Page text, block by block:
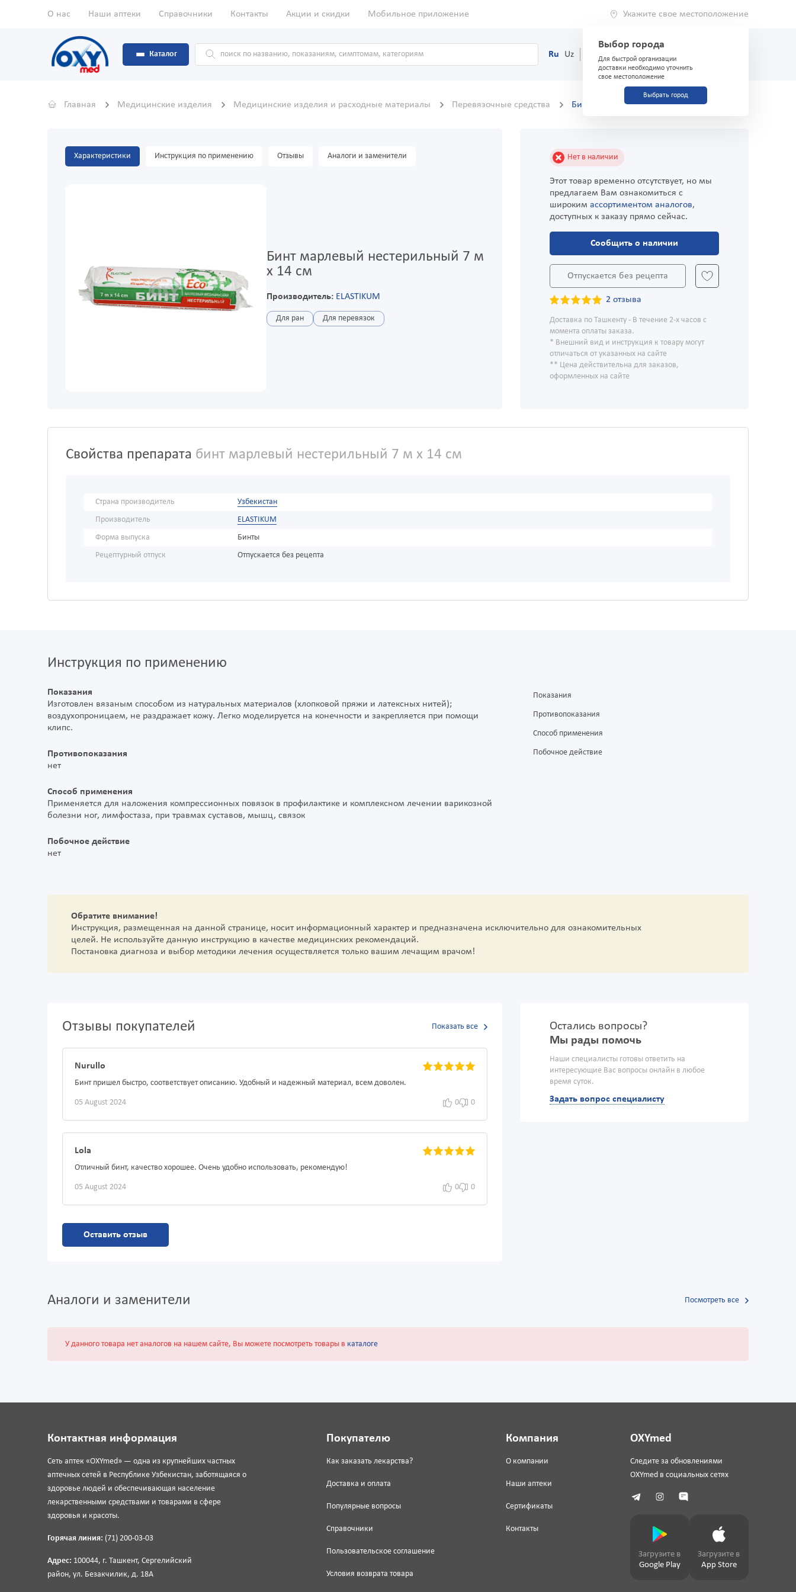
О нас Наши аптеки Справочники Контакты Акции и скидки Мобильное приложение Укажите свое местоположение
Выбор города
Для быстрой организации
доставки необходимо уточнить
свое местоположение
Выбрать город
Каталог Ru Uz (71) 200-03-03
Главная Медицинские изделия Медицинские изделия и расходные материалы Перевязочные средства Бинт марлевый нестерильный 7 м х 14 см
Характеристики Инструкция по применению Отзывы Аналоги и заменители
Бинт марлевый нестерильный 7 м
х 14 см
Производитель: ELASTIKUM
Для ран Для перевязок
Нет в наличии
Этот товар временно отсутствует, но мы
предлагаем Вам ознакомиться с
широким ассортиментом аналогов,
доступных к заказу прямо сейчас.
Сообщить о наличии
Отпускается без рецепта
2 отзыва
Доставка по Ташкенту - В течение 2-х часов с
момента оплаты заказа.
* Внешний вид и инструкция к товару могут
отличаться от указанных на сайте
** Цена действительна для заказов,
оформленных на сайте
Свойства препарата бинт марлевый нестерильный 7 м х 14 см
Страна производитель
Узбекистан
Производитель
ELASTIKUM
Форма выпуска
Бинты
Рецептурный отпуск
Отпускается без рецепта
Инструкция по применению
Показания
Изготовлен вязаным способом из натуральных материалов (хлопковой пряжи и латексных нитей);
воздухопроницаем, не раздражает кожу. Легко моделируется на конечности и закрепляется при помощи
клипс.
Противопоказания
нет
Способ применения
Применяется для наложения компрессионных повязок в профилактике и комплексном лечении варикозной
болезни ног, лимфостаза, при травмах суставов, мышц, связок
Побочное действие
нет
Показания
Противопоказания
Способ применения
Побочное действие
Обратите внимание!
Инструкция, размещенная на данной странице, носит информационный характер и предназначена исключительно для ознакомительных
целей. Не используйте данную инструкцию в качестве медицинских рекомендаций.
Постановка диагноза и выбор методики лечения осуществляется только вашим лечащим врачом!
Отзывы покупателей Показать все
Nurullo
Бинт пришел быстро, соответствует описанию. Удобный и надежный материал, всем доволен.
05 August 2024 0 0
Lola
Отличный бинт, качество хорошее. Очень удобно использовать, рекомендую!
05 August 2024 0 0
Оставить отзыв
Остались вопросы?
Мы рады помочь
Наши специалисты готовы ответить на
интересующие Вас вопросы онлайн в любое
время суток.
Задать вопрос специалисту
Аналоги и заменители Посмотреть все
У данного товара нет аналогов на нашем сайте, Вы можете посмотреть товары в каталоге
Контактная информация
Сеть аптек «OXYmed» — одна из крупнейших частных
аптечных сетей в Республике Узбекистан, заботящаяся о
здоровье людей и обеспечивающая население
лекарственными средствами и товарами в сфере
здоровья и красоты.
Горячая линия: (71) 200-03-03
Адрес: 100044, г. Ташкент, Сергелийский
район, ул. Безакчилик, д. 18А
Покупателю
Как заказать лекарства?
Доставка и оплата
Популярные вопросы
Справочники
Пользовательское соглашение
Условия возврата товара
Компания
О компании
Наши аптеки
Сертификаты
Контакты
OXYmed
Следите за обновлениями
OXYmed в социальных сетях
Загрузите в
Google Play
Загрузите в
App Store